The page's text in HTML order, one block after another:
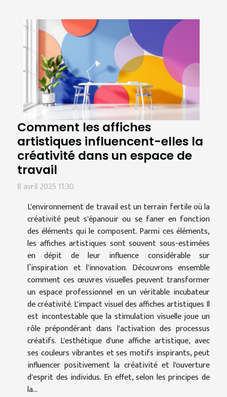
Comment les affiches
artistiques influencent-elles la
créativité dans un espace de
travail
8 avril 2025 11:30
L'environnement de travail est un terrain fertile où la
créativité peut s'épanouir ou se faner en fonction
des éléments qui le composent. Parmi ces éléments,
les affiches artistiques sont souvent sous-estimées
en dépit de leur influence considérable sur
l’inspiration et l'innovation. Découvrons ensemble
comment ces œuvres visuelles peuvent transformer
un espace professionnel en un véritable incubateur
de créativité. L'impact visuel des affiches artistiques Il
est incontestable que la stimulation visuelle joue un
rôle prépondérant dans l'activation des processus
créatifs. L'esthétique d'une affiche artistique, avec
ses couleurs vibrantes et ses motifs inspirants, peut
influencer positivement la créativité et l'ouverture
d'esprit des individus. En effet, selon les principes de
la...